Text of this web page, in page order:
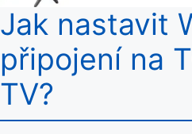
Jak nastavit
připojení na
TV?